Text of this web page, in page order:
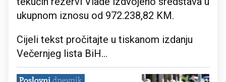
ukupnom iznosu od 972.238,82 KM.
Cijeli tekst pročitajte u tiskanom izdanju
Večernjeg lista BiH...